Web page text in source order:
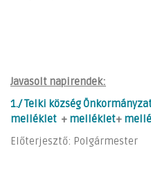
Javasolt napirendek:
1./ Telki község
melléklet + melléklet+
Előterjesztő: Polgármester